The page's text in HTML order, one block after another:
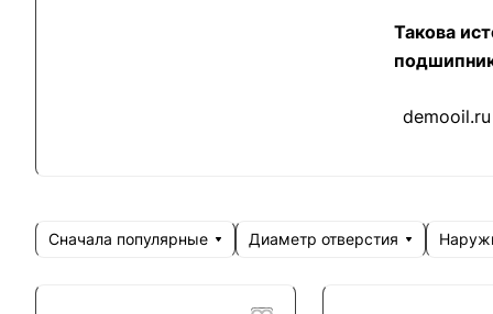
Такова
demooil.ru
Сначала популярные Диаметр отверстия